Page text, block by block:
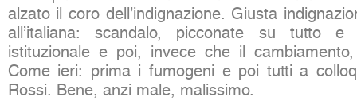
alzato il coro dell’indignazione. Giusta
all’italiana: scandalo, picconate su tutto e
istituzionale e poi, invece che il
Come ieri: prima i fumogeni e poi tutti a
Rossi. Bene, anzi male, malissimo.